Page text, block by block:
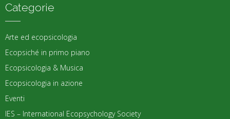
Categorie
Arte ed ecopsicologia
Ecopsiché in primo piano
Ecopsicologia & Musica
Ecopsicologia in azione
Eventi
IES – International Ecopsychology Society